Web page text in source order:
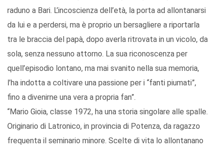
raduno a Bari. L’incoscienza dell’età, la porta ad allontanarsi
da lui e a perdersi, ma è proprio un bersagliere a riportarla
tra le braccia del papà, dopo averla ritrovata in un vicolo, da
sola, senza nessuno attorno. La sua riconoscenza per
quell’episodio lontano, ma mai svanito nella sua memoria,
l’ha indotta a coltivare una passione per i “fanti piumati”,
fino a divenirne una vera a propria fan”.
“Mario Gioia, classe 1972, ha una storia singolare alle spalle.
Originario di Latronico, in provincia di Potenza, da ragazzo
frequenta il seminario minore. Scelte di vita lo allontanano